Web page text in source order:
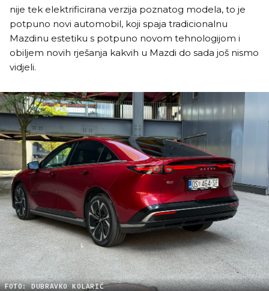
nije tek elektrificirana verzija poznatog modela, to je
potpuno novi automobil, koji spaja tradicionalnu
Mazdinu estetiku s potpuno novom tehnologijom i
obiljem novih rješanja kakvih u Mazdi do sada još nismo
vidjeli.
FOTO: DUBRAVKO KOLARIĆ